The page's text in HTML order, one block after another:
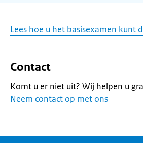
Lees hoe u het basisexamen kunt
Contact
Komt u er niet uit? Wij helpen u
Neem contact op met ons